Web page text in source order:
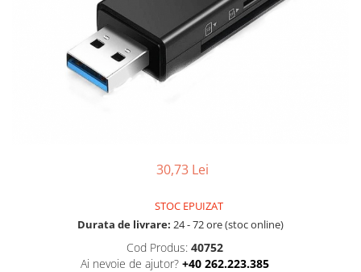
Smartphone IPhone
Mouse Pad
30,73 Lei
STOC EPUIZAT
Durata de livrare: 24 - 72 ore (stoc online)
Cod Produs: 40752
Ai nevoie de ajutor? +40 262.223.385